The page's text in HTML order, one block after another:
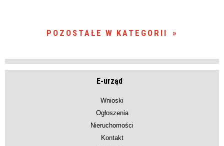
POZOSTAŁE W KATEGORII
E-urząd
Wnioski
Ogłoszenia
Nieruchomości
Kontakt